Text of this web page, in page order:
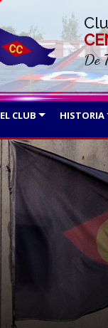
De
EL CLUB HISTORIA